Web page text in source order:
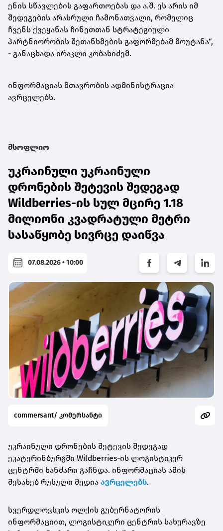
ენის სწავლების გაფართოებას და ა.შ. ეს არის იმ
შედეგების არასრული ჩამონათვალი, რომელიც
ჩვენს ქვეყანას ჩინეთთან სტრატეგიული
პარტნიორობის შეთანხმების გაფორმებამ მოუტანა“,
- განაცხადა ირაკლი კობახიძემ.
ინფორმაციას მთავრობის ადმინისტრაცია
ავრცელებს.
მსოფლიო
უკრაინული უკრაინული
დრონების შეტევის შედეგად
Wildberries-ის სულ მცირე 1.18
მილიონი კვადრატული მეტრი
სასაწყობე სივრცე დაიწვა
07.08.2026 • 10:00
commersant/ კომერსანტი
უკრაინული დრონების შეტევის შედეგად
ეკატერინბურგში Wildberries-ის ლოგისტიკურ
ცენტრში ხანძარი გაჩნდა. ინფორმაციას ამის
შესახებ რუსული მედია ავრცელებს.
სვერდლოვსკის ოლქის გუბერნატორის
ინფორმაციით, ლოგისტიკური ცენტრის სახურავზე